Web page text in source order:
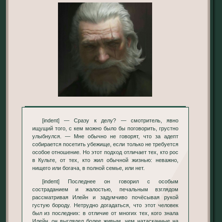
[indent] — Сразу к делу? — смотритель, явно
ищущий того, с кем можно было бы поговорить, грустно
улыбнулся. — Мне обычно не говорят, что за адепт
собирается посетить убежище, если только не требуется
особое отношение. Но этот подход отличает тех, кто рос
в Культе, от тех, кто жил обычной жизнью: неважно,
нищего или богача, в полной семье, или нет.
[indent] Последнее он говорил с особым
состраданием и жалостью, печальным взглядом
рассматривая Илейн и задумчиво почёсывая рукой
густую бороду. Нетрудно догадаться, что этот человек
был из последних: в отличие от многих тех, кого знала